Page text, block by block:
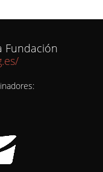
Fundación